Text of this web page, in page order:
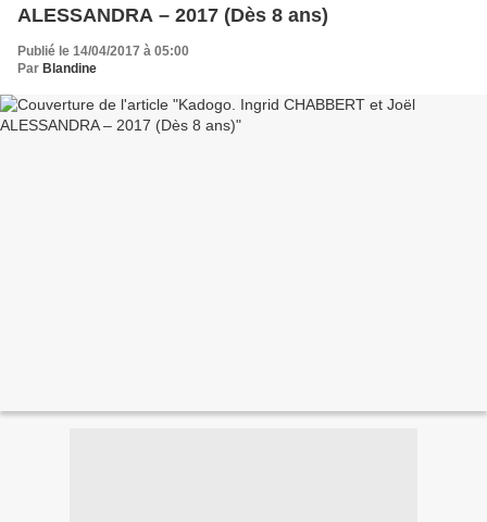
ALESSANDRA – 2017 (Dès 8 ans)
Publié le 14/04/2017 à 05:00
Par Blandine